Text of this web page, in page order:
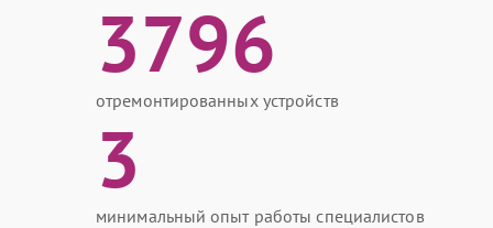
3796
отремонтированных устройств
3
минимальный опыт работы специалистов